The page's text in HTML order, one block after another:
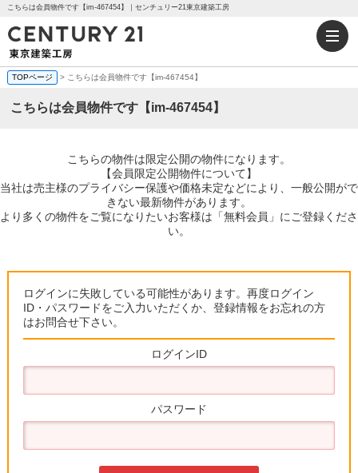
こちらは会員物件です【im-467454】｜センチュリー21東京建築工房
TOPページ > こちらは会員物件です【im-467454】
こちらは会員物件です【im-467454】
こちらの物件は限定公開の物件になります。
【会員限定公開物件について】
当社は売主様のプライバシー保護や価格未定などにより、一般公開がで
きない最新物件があります。
より多くの物件をご覧になりたいお客様は「無料会員」にご登録くださ
い。
ログインに失敗している可能性があります。再度ログイン
ID・パスワードをご入力いただくか、登録情報をお忘れの方
はお問合せ下さい。
ログインID
パスワード